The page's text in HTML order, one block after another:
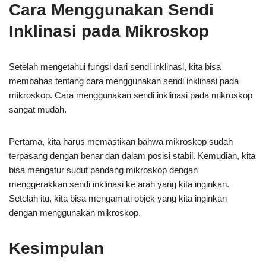
Cara Menggunakan Sendi
Inklinasi pada Mikroskop
Setelah mengetahui fungsi dari sendi inklinasi, kita bisa
membahas tentang cara menggunakan sendi inklinasi pada
mikroskop. Cara menggunakan sendi inklinasi pada mikroskop
sangat mudah.
Pertama, kita harus memastikan bahwa mikroskop sudah
terpasang dengan benar dan dalam posisi stabil. Kemudian, kita
bisa mengatur sudut pandang mikroskop dengan
menggerakkan sendi inklinasi ke arah yang kita inginkan.
Setelah itu, kita bisa mengamati objek yang kita inginkan
dengan menggunakan mikroskop.
Kesimpulan